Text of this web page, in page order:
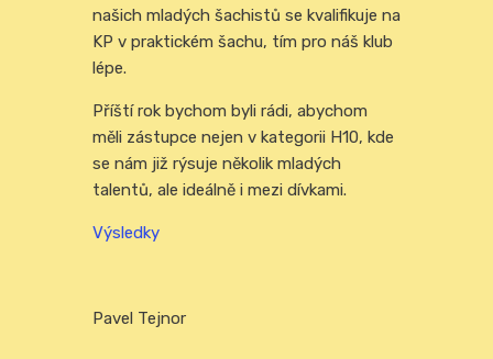
našich mladých šachistů se kvalifikuje na
KP v praktickém šachu, tím pro náš klub
lépe.
Příští rok bychom byli rádi, abychom
měli zástupce nejen v kategorii H10, kde
se nám již rýsuje několik mladých
talentů, ale ideálně i mezi dívkami.
Výsledky
Pavel Tejnor